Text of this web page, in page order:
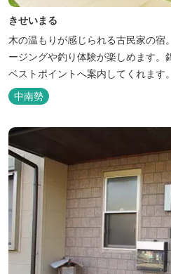
きせいまる
木の温もりが感じられる古民家の宿
ージングや釣り体験が楽しめます。
ベストポイントへ案内してくれます。
中南勢